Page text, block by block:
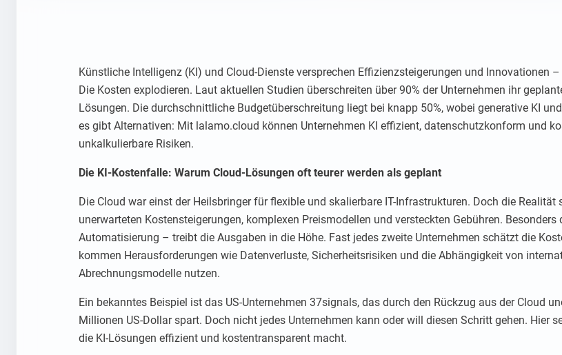
Künstliche Intelligenz (KI) und Cloud-Dienste versprechen Effizienzsteigerungen und Innovationen
Die Kosten explodieren. Laut aktuellen Studien überschreiten über 90% der Unternehmen ihr
Lösungen. Die durchschnittliche Budgetüberschreitung liegt bei knapp 50%, wobei generative KI
es gibt Alternativen: Mit lalamo.cloud können Unternehmen KI effizient, datenschutzkonform und
unkalkulierbare Risiken.
Die KI-Kostenfalle: Warum Cloud-Lösungen oft teurer werden als geplant
Die Cloud war einst der Heilsbringer für flexible und skalierbare IT-Infrastrukturen. Doch die
unerwarteten Kostensteigerungen, komplexen Preismodellen und versteckten Gebühren.
Automatisierung – treibt die Ausgaben in die Höhe. Fast jedes zweite Unternehmen schätzt die
kommen Herausforderungen wie Datenverluste, Sicherheitsrisiken und die Abhängigkeit von
Abrechnungsmodelle nutzen.
Ein bekanntes Beispiel ist das US-Unternehmen 37signals, das durch den Rückzug aus der Cloud
Millionen US-Dollar spart. Doch nicht jedes Unternehmen kann oder will diesen Schritt gehen. Hier
die KI-Lösungen effizient und kostentransparent macht.